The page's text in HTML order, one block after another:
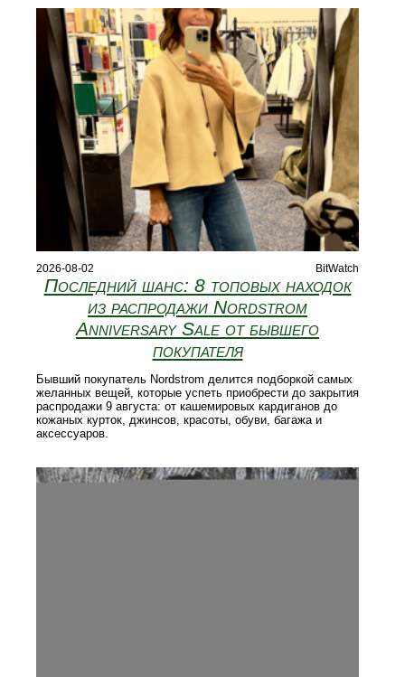
2026-08-02 BitWatch
Последний шанс: 8 топовых находок
из распродажи Nordstrom
Anniversary Sale от бывшего
покупателя
Бывший покупатель Nordstrom делится подборкой самых
желанных вещей, которые успеть приобрести до закрытия
распродажи 9 августа: от кашемировых кардиганов до
кожаных курток, джинсов, красоты, обуви, багажа и
аксессуаров.